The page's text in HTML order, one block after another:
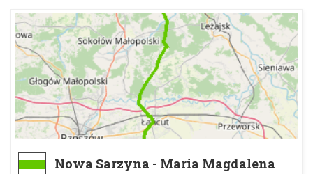
Nowa Sarzyna - Maria Magdalena